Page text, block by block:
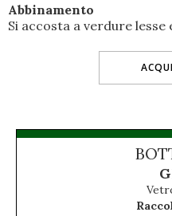
Abbinamento
Si accosta a verdure